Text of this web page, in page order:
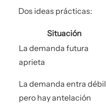
Dos ideas prácticas:
Situación
La demanda futura
aprieta
La demanda entra débil
pero hay antelación